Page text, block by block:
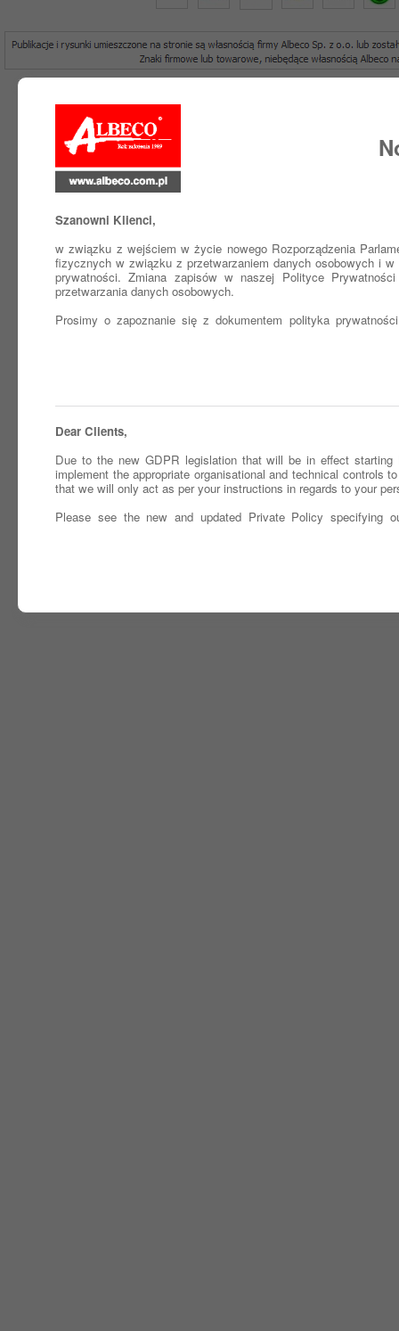
Szanowni Klienci,
w związku z wejściem w życie nowego Rozporządzenia
fizycznych w związku z przetwarzaniem danych osobowych i
prywatności. Zmiana zapisów w naszej Polityce
przetwarzania danych osobowych.
Prosimy o zapoznanie się z dokumentem polityka
Dear Clients,
Due to the new GDPR legislation that will be in effect
implement the appropriate organisational and technical controls
that we will only act as per your instructions in regards to your
Please see the new and updated Private Policy